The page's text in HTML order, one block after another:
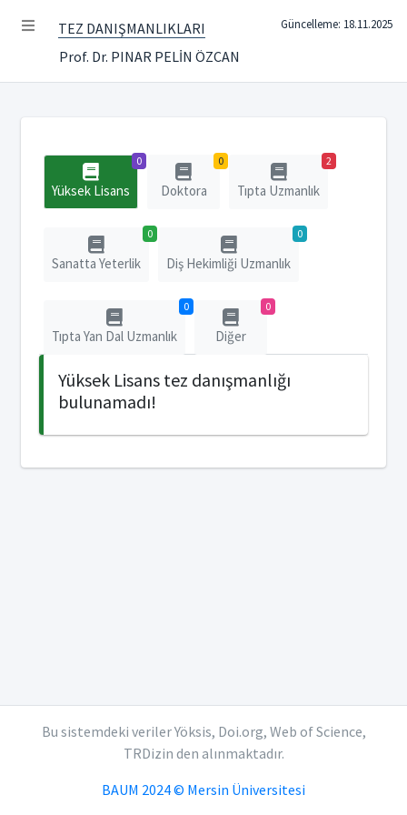
TEZ DANIŞMANLIKLARI
Prof. Dr. PINAR PELİN ÖZCAN
Güncelleme: 18.11.2025
0
Yüksek Lisans
0
Doktora
2
Tıpta Uzmanlık
0
Sanatta Yeterlik
0
Diş Hekimliği Uzmanlık
0
Tıpta Yan Dal Uzmanlık
0
Diğer
Yüksek Lisans tez danışmanlığı
bulunamadı!
Bu sistemdeki veriler Yöksis, Doi.org, Web of Science,
TRDizin den alınmaktadır.
BAUM 2024 © Mersin Üniversitesi